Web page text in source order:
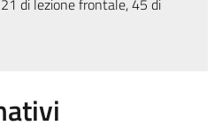
di lezione frontale, 45 di